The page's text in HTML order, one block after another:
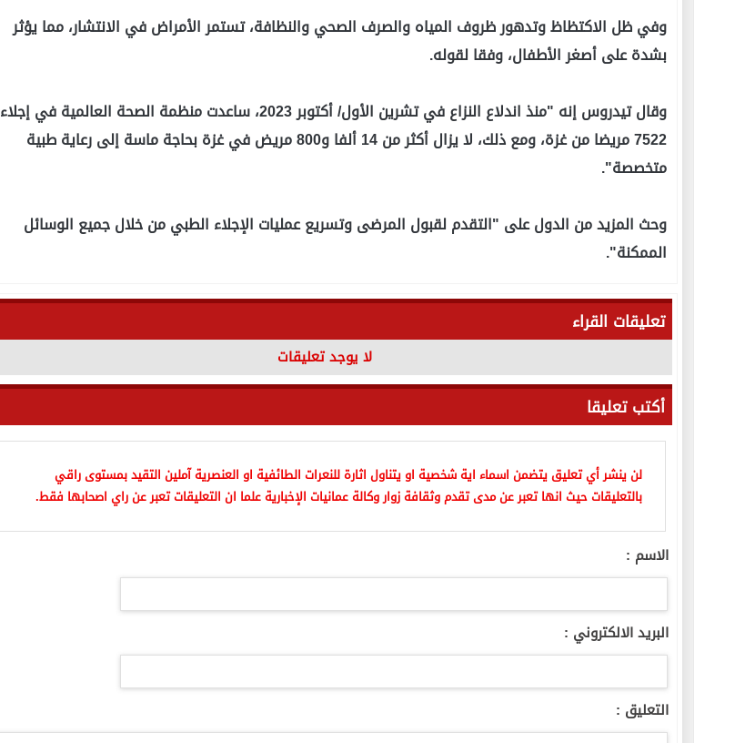
وفي ظل الاكتظاظ وتدهور ظروف المياه والصرف الصحي والنظافة، تستمر الأمراض في الانتشار، مما يؤثر
بشدة على أصغر الأطفال، وفقا لقوله.
وقال تيدروس إنه "منذ اندلاع النزاع في تشرين الأول/ أكتوبر 2023، ساعدت منظمة الصحة العالمية في إجلاء
7522 مريضا من غزة، ومع ذلك، لا يزال أكثر من 14 ألفا و800 مريض في غزة بحاجة ماسة إلى رعاية طبية
متخصصة".
وحث المزيد من الدول على "التقدم لقبول المرضى وتسريع عمليات الإجلاء الطبي من خلال جميع الوسائل
الممكنة".
تعليقات القراء
لا يوجد تعليقات
أكتب تعليقا
لن ينشر أي تعليق يتضمن اسماء اية شخصية او يتناول اثارة للنعرات الطائفية او العنصرية آملين التقيد بمستوى راقي
بالتعليقات حيث انها تعبر عن مدى تقدم وثقافة زوار وكالة عمانيات الإخبارية علما ان التعليقات تعبر عن راي اصحابها فقط.
الاسم :
البريد الالكتروني :
التعليق :